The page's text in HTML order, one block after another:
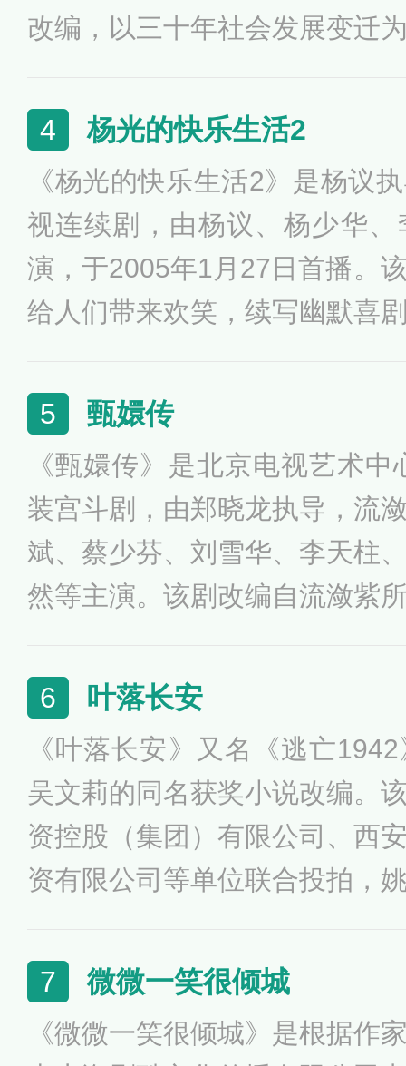
改编，以三十年社会发展变迁
的岁月里彼此扶持、相依为命
4 杨光的快乐生活2
《杨光的快乐生活2》是杨议
视连续剧，由杨议、杨少华
演，于2005年1月27日首播。
给人们带来欢笑，续写幽默喜
工作面临着从头再来的境遇。
5 甄嬛传
《甄嬛传》是北京电视艺术
装宫斗剧，由郑晓龙执导，流
斌、蔡少芬、刘雪华、李天柱
然等主演。该剧改编自流潋紫
个善于谋权的一代太后的故事
7日起陆续在中国大陆各地方
日，该剧在安徽卫视、东方卫
剧在多个国家及地区播出。
6 叶落长安
《叶落长安》又名《逃亡
吴文莉的同名获奖小说改编。
资控股（集团）有限公司、西
资有限公司等单位联合投拍，
歌主演的历史情感剧。《叶落
中原战乱饥荒的背景下，一个
南逃荒至陕西，并在六十年中
7 微微一笑很倾城
《微微一笑很倾城》是根据作